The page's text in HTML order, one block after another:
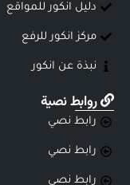
دليل انكور للمواقع
مركز انكور للرفع
نبذة عن انكور
روابط نصية
رابط نصي
رابط نصي
رابط نصي